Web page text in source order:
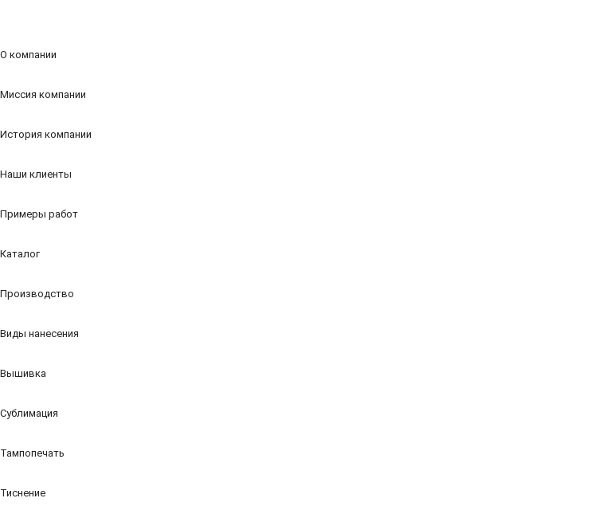
О компании
Миссия компании
История компании
Наши клиенты
Примеры работ
Каталог
Производство
Виды нанесения
Вышивка
Сублимация
Тампопечать
Тиснение